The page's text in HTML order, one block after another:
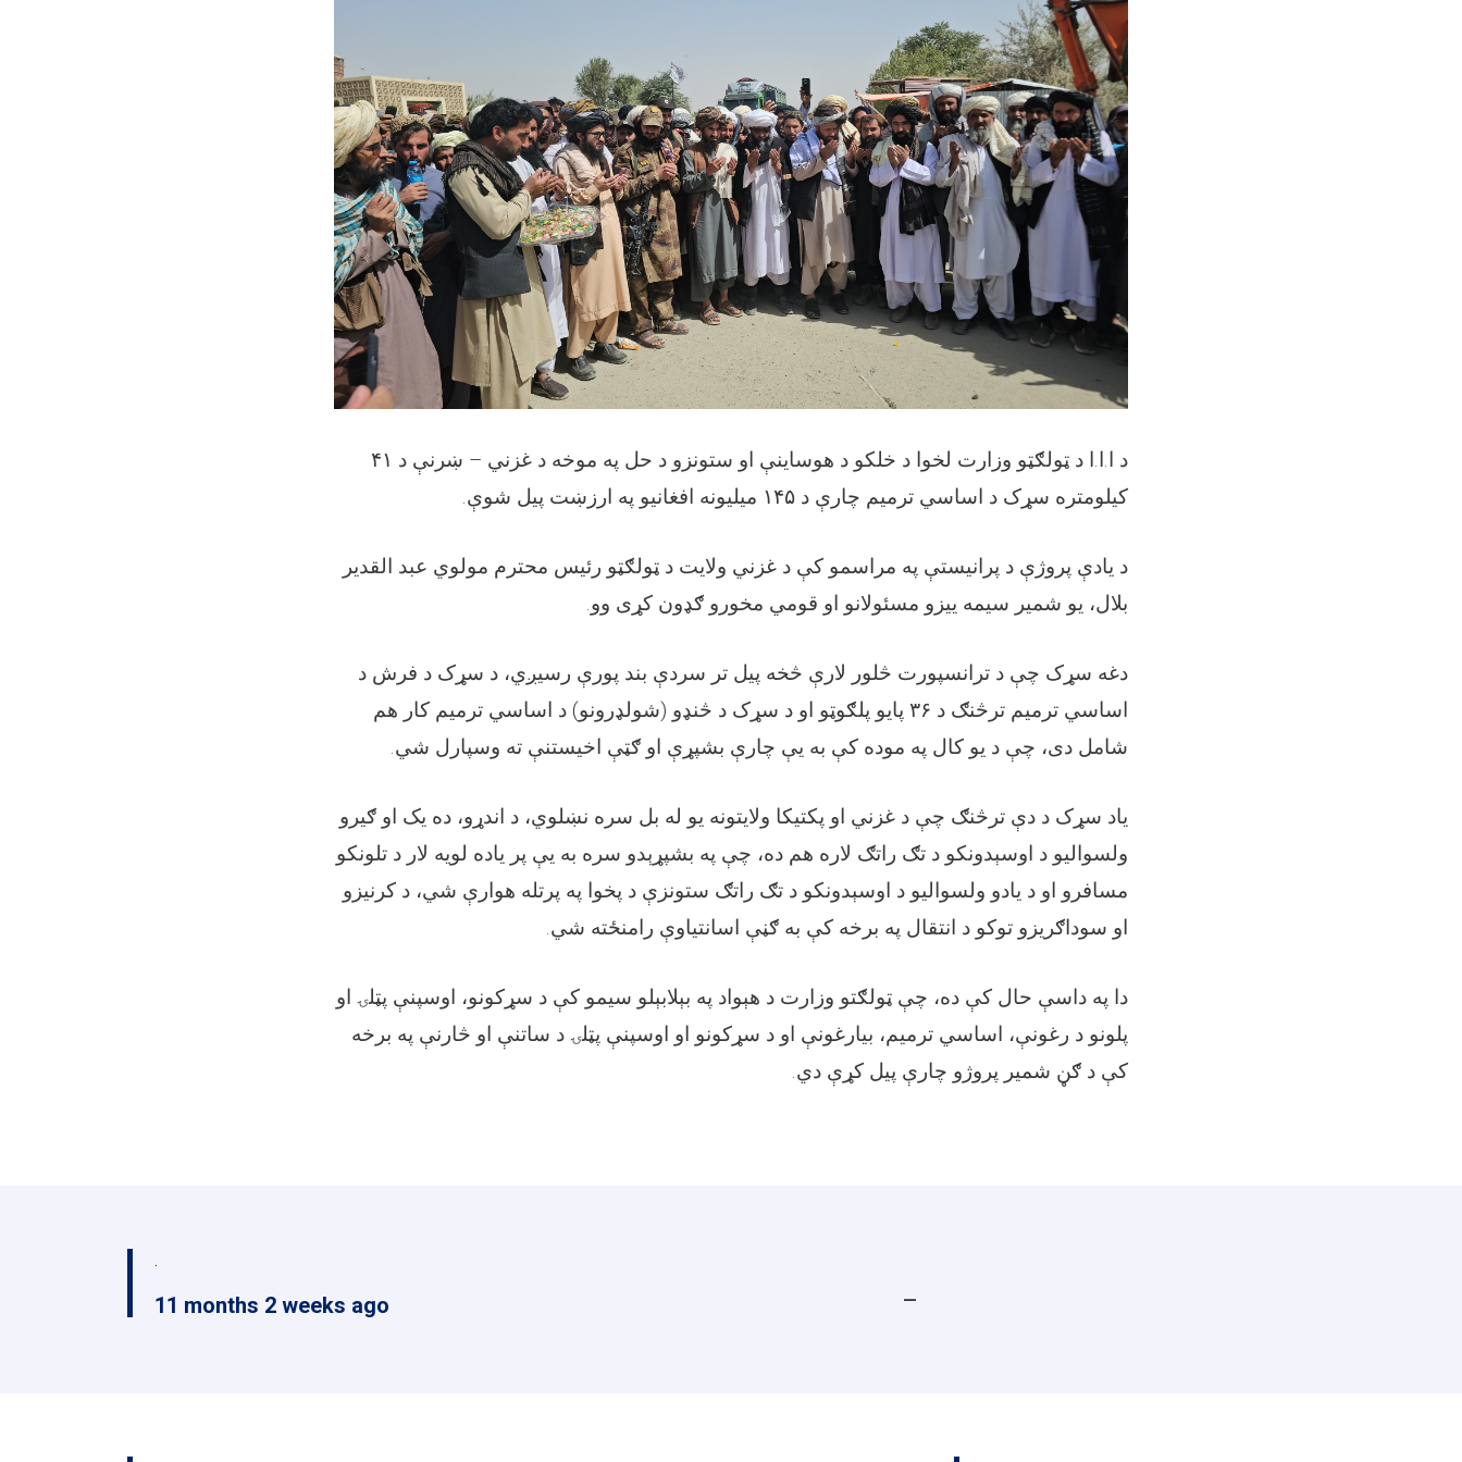
د ا.ا.ا د ټولګټو وزارت لخوا د خلکو د هوساینې او ستونزو د حل په موخه د غزني – ښرنې د ۴۱
کیلومتره سړک د اساسي ترمیم چارې د ۱۴۵ میلیونه افغانیو په ارزښت پیل شوې.
د یادې پروژې د پرانیستې په مراسمو کې د غزني ولایت د ټولګټو رئیس محترم مولوي عبد القدیر
بلال، یو شمیر سیمه ییزو مسئولانو او قومي مخورو ګډون کړی وو.
دغه سړک چې د ترانسپورت څلور لارې څخه پیل تر سردې بند پورې رسیږي، د سړک د فرش د
اساسي ترمیم ترڅنګ د ۳۶ پایو پلګوټو او د سړک د څنډو (شولډرونو) د اساسي ترمیم کار هم
شامل دی، چې د یو کال په موده کې به یې چارې بشپړې او ګټې اخیستنې ته وسپارل شي.
یاد سړک د دې ترڅنګ چې د غزني او پکتیکا ولایتونه یو له بل سره نښلوي، د اندړو، ده ‌یک او ګیرو
ولسوالیو د اوسېدونکو د تګ راتګ لاره هم ده، چې په بشپړېدو سره به یې پر یاده لویه لار د تلونکو
مسافرو او د یادو ولسوالیو د اوسېدونکو د تګ راتګ ستونزې د پخوا په پرتله هوارې شي، د کرنیزو
او سوداګریزو توکو د انتقال په برخه کې به ګڼې اسانتیاوې رامنځته شي.
دا په داسې حال کې ده، چې ټولګتو وزارت د هېواد په بېلابېلو سیمو کې د سړکونو، اوسپنې پټلۍ او
پلونو د رغونې، اساسي ترمیم، بیارغونې او د سړکونو او اوسپنې پټلۍ د ساتنې او څارنې په برخه
کې د ګڼ شمیر پروژو چارې پیل کړې دي.
.
11 months 2 weeks ago